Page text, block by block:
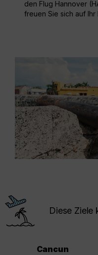
den Flug Hannover
freuen Sie sich auf Ihr
Diese Ziele
Cancun